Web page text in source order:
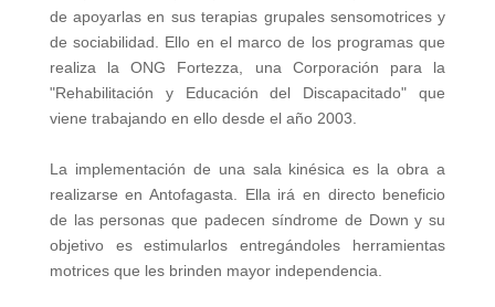
de apoyarlas en sus terapias grupales sensomotrices y
de sociabilidad. Ello en el marco de los programas que
realiza la ONG Fortezza, una Corporación para la
"Rehabilitación y Educación del Discapacitado" que
viene trabajando en ello desde el año 2003.
La implementación de una sala kinésica es la obra a
realizarse en Antofagasta. Ella irá en directo beneficio
de las personas que padecen síndrome de Down y su
objetivo es estimularlos entregándoles herramientas
motrices que les brinden mayor independencia.